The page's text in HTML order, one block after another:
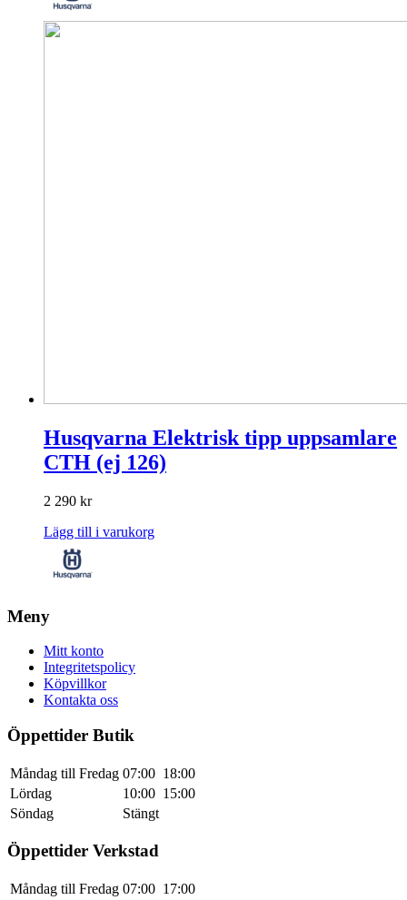
Husqvarna Elektrisk tipp uppsamlare
CTH (ej 126)
2 290 kr
Lägg till i varukorg
Meny
Mitt konto
Integritetspolicy
Köpvillkor
Kontakta oss
Öppettider Butik
Måndag till Fredag 07:00 18:00
Lördag
10:00 15:00
Söndag
Stängt
Öppettider Verkstad
Måndag till Fredag 07:00 17:00